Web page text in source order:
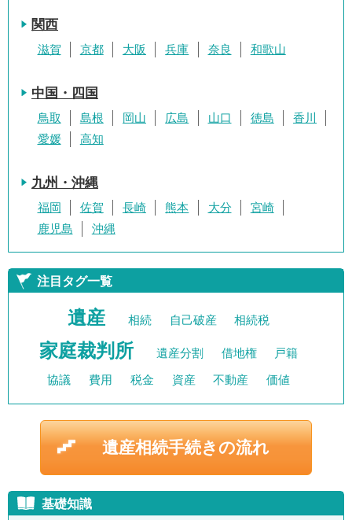
関西
滋賀 京都 大阪 兵庫 奈良 和歌山
中国・四国
鳥取 島根 岡山 広島 山口 徳島
香川
愛媛
高知
九州・沖縄
福岡 佐賀 長崎 熊本 大分
宮崎
鹿児島
沖縄
注目タグ一覧
遺産 相続 自己破産 相続税
家庭裁判所 遺産分割 借地権 戸籍
協議 費用 税金 資産 不動産 価値
遺産相続手続きの流れ
基礎知識